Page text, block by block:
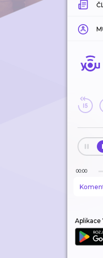
00:00
Aplikace